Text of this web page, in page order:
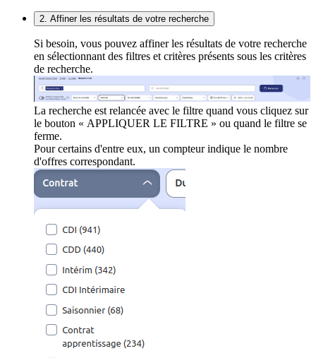
2. Affiner les résultats de votre recherche
Si besoin, vous pouvez affiner les résultats de votre recherche
en sélectionnant des filtres et critères présents sous les critères
de recherche.
La recherche est relancée avec le filtre quand vous cliquez sur
le bouton « APPLIQUER LE FILTRE » ou quand le filtre se
ferme.
Pour certains d'entre eux, un compteur indique le nombre
d'offres correspondant.